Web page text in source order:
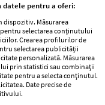
practice
821/25.09.2025.
pentru a oferi:
dispozitiv. Măsurarea
selectarea conținutului
Crearea profilurilor de
selectarea publicității
personalizată. Măsurarea
prin statistici sau combinații
pentru a selecta conținutul.
Date precise de